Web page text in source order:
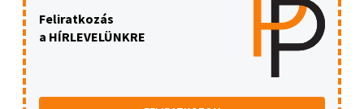
Feliratkozás
a HÍRLEVELÜNKRE